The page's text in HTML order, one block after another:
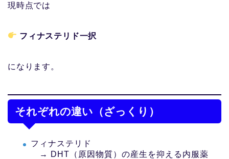
現時点では
フィナステリド一択
になります。
それぞれの違い（ざっくり）
フィナステリド
→ DHT（原因物質）の産生を抑える内服薬